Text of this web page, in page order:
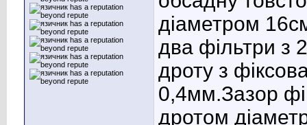
діаметром
два фільтри з
дроту з
0,4мм.Зазор
дротом